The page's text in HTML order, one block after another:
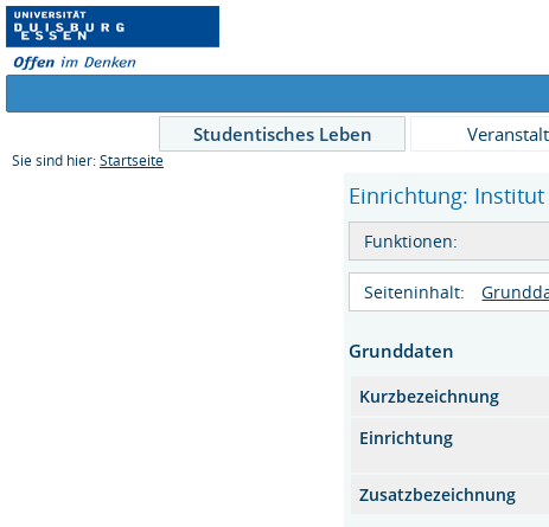
Studentisches Leben
Sie sind hier: Startseite
Einrichtung:
Funktionen:
Seiteninhalt:
Grunddaten
Kurzbezeichnung
Einrichtung
Zusatzbezeichnung